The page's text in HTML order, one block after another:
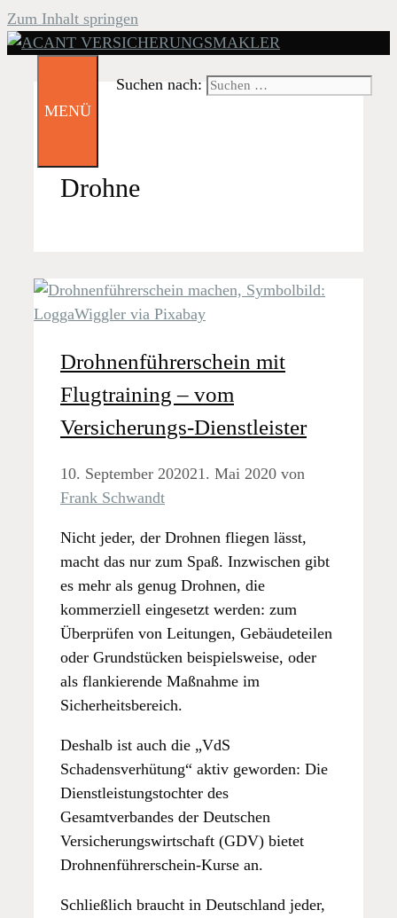
Zum Inhalt springen
Suchen nach:
MENÜ
Drohne
Drohnenführerschein mit
Flugtraining – vom
Versicherungs-Dienstleister
10. September 202021. Mai 2020 von
Frank Schwandt
Nicht jeder, der Drohnen fliegen lässt,
macht das nur zum Spaß. Inzwischen gibt
es mehr als genug Drohnen, die
kommerziell eingesetzt werden: zum
Überprüfen von Leitungen, Gebäudeteilen
oder Grundstücken beispielsweise, oder
als flankierende Maßnahme im
Sicherheitsbereich.
Deshalb ist auch die „VdS
Schadensverhütung“ aktiv geworden: Die
Dienstleistungstochter des
Gesamtverbandes der Deutschen
Versicherungswirtschaft (GDV) bietet
Drohnenführerschein-Kurse an.
Schließlich braucht in Deutschland jeder,